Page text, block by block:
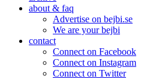
about & faq
Advertise on bejbi.se
We are your bejbi
contact
Connect on Facebook
Connect on Instagram
Connect on Twitter